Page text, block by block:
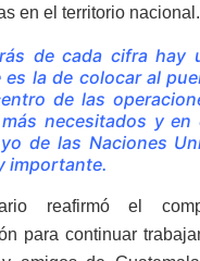
en el territorio nacional.
de cada cifra hay
es la de colocar al
de las
necesitados y en
de las Naciones
importante.
reafirmó el
para continuar